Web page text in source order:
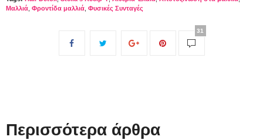
Μαλλιά Φροντίδα μαλλιά Φυσικές Συνταγές
31
Περισσότερα άρθρα